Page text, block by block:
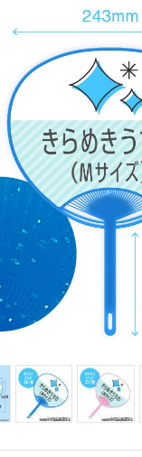
イズ）
サイズ）
リジナル）
（Mサイズ）
Mサイズ）
ォーム型
イヌ型
レギュラー）
ジュニア）